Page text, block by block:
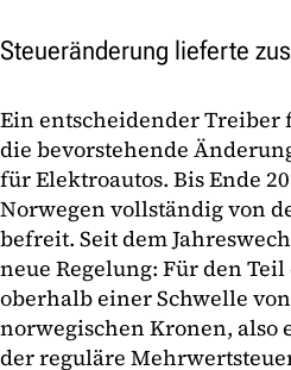
Steueränderung lieferte
Ein entscheidender Treiber
die bevorstehende
für Elektroautos. Bis Ende
Norwegen vollständig von
befreit. Seit dem
neue Regelung: Für den
oberhalb einer Schwelle
norwegischen Kronen, also
der reguläre